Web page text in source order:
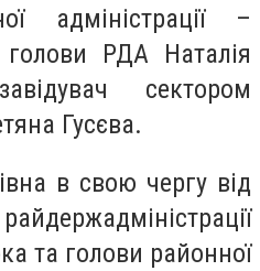
адміністрації –
РДА Наталія
сектором
Гусєва.
в свою чергу від
та голови районної